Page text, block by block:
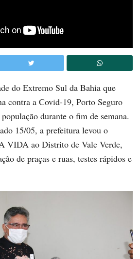
do Extremo Sul da Bahia que
contra a Covid-19, Porto Seguro
durante o fim de semana.
15/05, a prefeitura levou o
VIDA ao Distrito de Vale Verde,
de praças e ruas, testes rápidos e